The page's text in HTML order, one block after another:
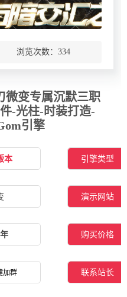
览次数： 334
微变专属沉默三职
-光柱-时装打造-
引擎
本 引擎类型
演示网站
购买价格
加群 联系站长